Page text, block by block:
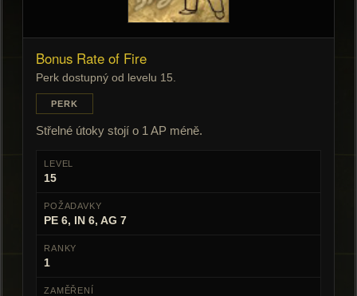
Bonus Rate of Fire
Perk dostupný od levelu 15.
PERK
Střelné útoky stojí o 1 AP méně.
LEVEL
15
POŽADAVKY
PE 6, IN 6, AG 7
RANKY
1
ZAMĚŘENÍ